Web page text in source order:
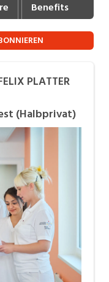
Verwaltung
Druck
Pflege
Benefits
PLATTER
(Halbprivat)